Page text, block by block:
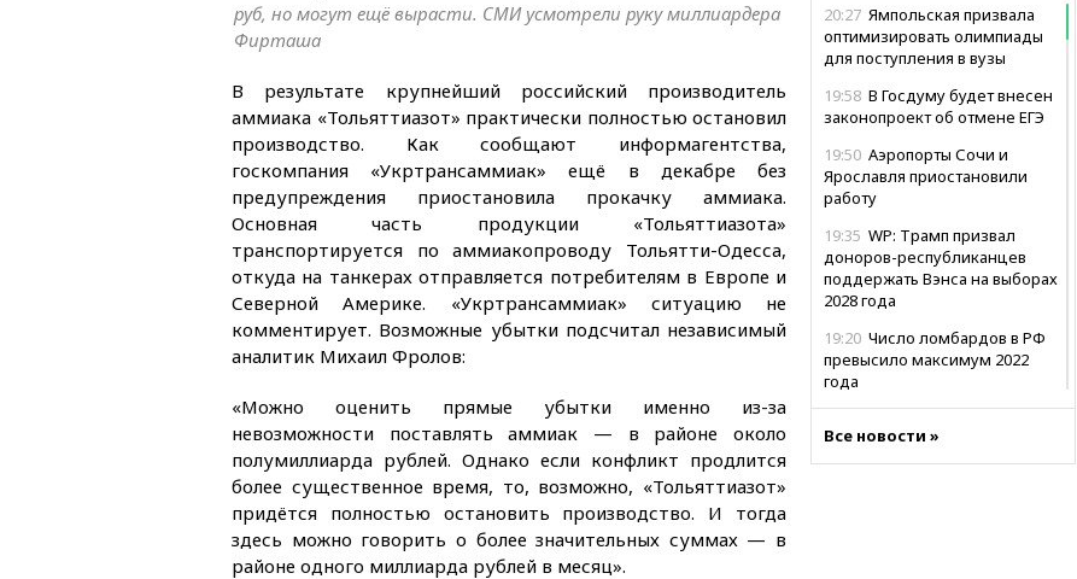
20:27 Ямпольская призвала
оптимизировать олимпиады
для поступления в вузы
19:58 В Госдуму будет внесен
законопроект об отмене ЕГЭ
19:50 Аэропорты Сочи и
Ярославля приостановили
работу
19:35 WP: Трамп призвал
доноров-республиканцев
поддержать Вэнса на выборах
2028 года
19:20 Число ломбардов в РФ
превысило максимум 2022
года
Геленджика возобновили
работу
Все новости »
руб, но могут ещё вырасти. СМИ усмотрели руку миллиардера
Фирташа
В результате крупнейший российский производитель
аммиака «Тольяттиазот» практически полностью остановил
производство. Как сообщают информагентства,
госкомпания «Укртрансаммиак» ещё в декабре без
предупреждения приостановила прокачку аммиака.
Основная часть продукции «Тольяттиазота»
транспортируется по аммиакопроводу Тольятти-Одесса,
откуда на танкерах отправляется потребителям в Европе и
Северной Америке. «Укртрансаммиак» ситуацию не
комментирует. Возможные убытки подсчитал независимый
аналитик Михаил Фролов:
«Можно оценить прямые убытки именно из-за
невозможности поставлять аммиак — в районе около
полумиллиарда рублей. Однако если конфликт продлится
более существенное время, то, возможно, «Тольяттиазот»
придётся полностью остановить производство. И тогда
здесь можно говорить о более значительных суммах — в
районе одного миллиарда рублей в месяц».